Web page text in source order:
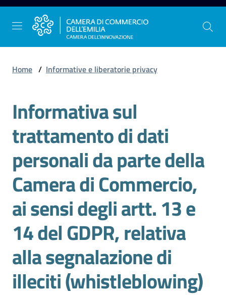
Vai al contenuto
Vai alla navigazione
Vai al footer
La
Camera
dell'Emilia
Gestire
l'impresa
Promuovere
l'impresa
il
territorio
Home / Informative e liberatorie privacy
Informativa sul
trattamento di dati
personali da parte della
Camera di Commercio,
ai sensi degli artt. 13 e
14 del GDPR, relativa
alla segnalazione di
illeciti (whistleblowing)